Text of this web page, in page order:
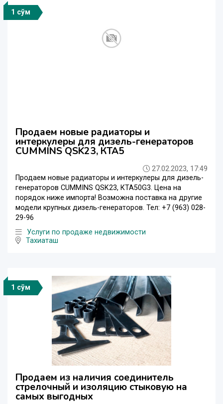
1 сўм
Продаем новые радиаторы и
интеркулеры для дизель-генераторов
CUMMINS QSK23, КТА5
27.02.2023, 17:49
Продаем новые радиаторы и интеркулеры для дизель-
генераторов CUMMINS QSK23, КТА50G3. Цена на
порядок ниже импорта! Возможна поставка на другие
модели крупных дизель-генераторов. Тел: +7 (963) 028-
29-96
Услуги по продаже недвижимости
Тахиаташ
1 сўм
Продаем из наличия соединитель
стрелочный и изоляцию стыковую на
самых выгодных